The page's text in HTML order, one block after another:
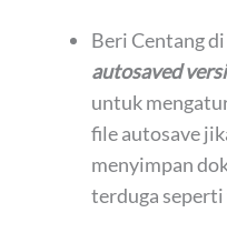
Beri Centang
autosaved
untuk
file autosave
menyimpan
terduga